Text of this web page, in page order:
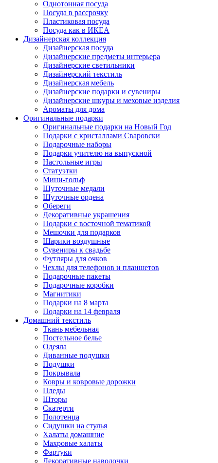
Однотонная посуда
Посуда в рассрочку
Пластиковая посуда
Посуда как в ИКЕА
Дизайнерская коллекция
Дизайнерская посуда
Дизайнерские предметы интерьера
Дизайнерские светильники
Дизайнерский текстиль
Дизайнерская мебель
Дизайнерские подарки и сувениры
Дизайнерские шкуры и меховые изделия
Ароматы для дома
Оригинальные подарки
Оригинальные подарки на Новый Год
Подарки с кристаллами Сваровски
Подарочные наборы
Подарки учителю на выпускной
Настольные игры
Статуэтки
Мини-гольф
Шуточные медали
Шуточные ордена
Обереги
Декоративные украшения
Подарки с восточной тематикой
Мешочки для подарков
Шарики воздушные
Сувениры к свадьбе
Футляры для очков
Чехлы для телефонов и планшетов
Подарочные пакеты
Подарочные коробки
Магнитики
Подарки на 8 марта
Подарки на 14 февраля
Домашний текстиль
Ткань мебельная
Постельное белье
Одеяла
Диванные подушки
Подушки
Покрывала
Ковры и ковровые дорожки
Пледы
Шторы
Скатерти
Полотенца
Сидушки на стулья
Халаты домашние
Махровые халаты
Фартуки
Декоративные наволочки